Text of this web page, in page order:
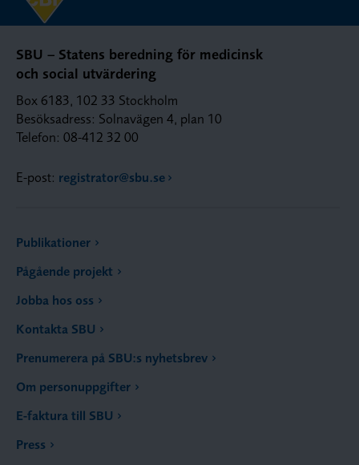
SBU – Statens beredning för medicinsk
och social utvärdering
Box 6183, 102 33 Stockholm
Besöksadress: Solnavägen 4, plan 10
Telefon: 08-412 32 00
E-post: registrator@sbu.se
Publikationer
Pågående projekt
Jobba hos oss
Kontakta SBU
Prenumerera på SBU:s nyhetsbrev
Om personuppgifter
E-faktura till SBU
Press